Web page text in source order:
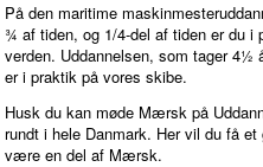
På den maritime
¾ af tiden, og 1/4-del af tiden er du i
verden. Uddannelsen, som tager 4½
er i praktik på vores skibe.
Husk du kan møde Mærsk på
rundt i hele Danmark. Her vil du få
være en del af Mærsk.